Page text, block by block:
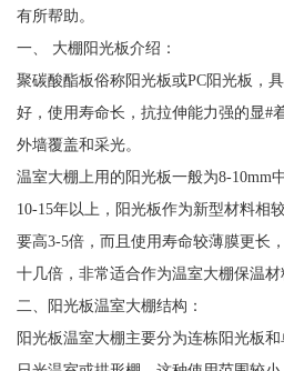
有所帮助。
一、 大棚阳光板介绍：
聚碳酸酯板俗称阳光板或PC阳光板，
好，使用寿命长，抗拉伸能力强的显#
外墙覆盖和采光。
温室大棚上用的阳光板一般为8-10mm
10-15年以上，阳光板作为新型材料相
要高3-5倍，而且使用寿命较薄膜更长
十几倍，非常适合作为温室大棚保温材
二、阳光板温室大棚结构：
阳光板温室大棚主要分为连栋阳光板